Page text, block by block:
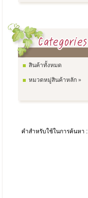
สินค้าทั้งหมด
หมวดหมู่สินค้าหลัก »
คำสำหรับใช้ในการค้นหา :